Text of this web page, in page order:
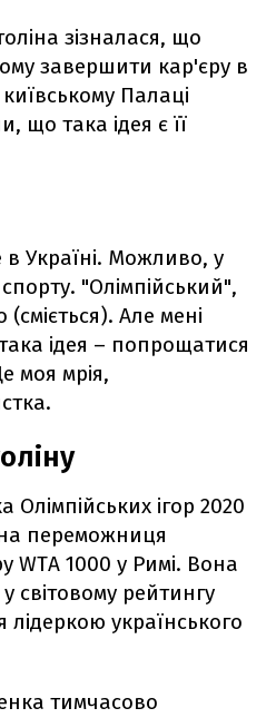
зізналася, що
завершити кар'єру в
Палаці
що така ідея є її
в Україні. Можливо, у
"Олімпійський",
Але мені
ідея – попрощатися
моя мрія,
Олімпійських ігор 2020
переможниця
WTA 1000 у Римі. Вона
світовому рейтингу
лідеркою українського
тимчасово